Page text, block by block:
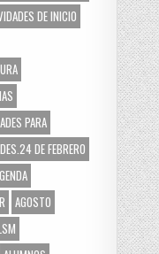
DE INICIO
PARA
DE FEBRERO
AGOSTO